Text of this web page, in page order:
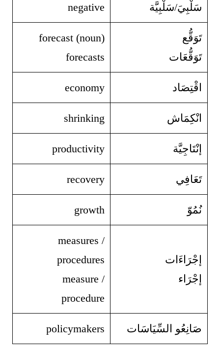
سَلْبِيَ/سَلْبِيَّة negative
تَوَقُّع
تَوَقُّعَات
forecast (noun)
forecasts
اقْتِصَاد economy
انْكِمَاش shrinking
إنْتَاجِيَّة productivity
تَعَافِي recovery
نُمُوّ growth
إجْرَاءَات
إجْرَاء
measures /
procedures
measure /
procedure
صَانِعُو السِّيَاسَات policymakers